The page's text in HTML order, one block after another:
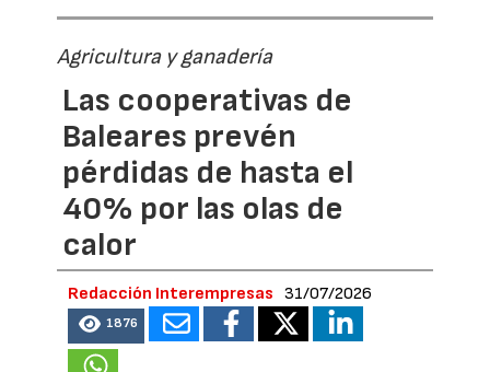
Agricultura y ganadería
Las cooperativas de
Baleares prevén
pérdidas de hasta el
40% por las olas de
calor
Redacción Interempresas 31/07/2026
1876